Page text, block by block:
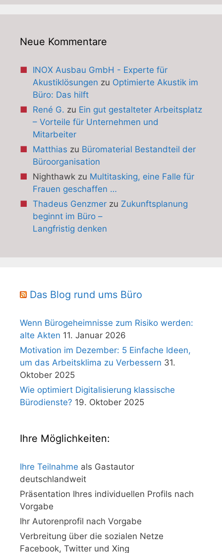
Neue Kommentare
INOX Ausbau GmbH - Experte für
Akustiklösungen zu Optimierte Akustik im
Büro: Das hilft
René G. zu Ein gut gestalteter Arbeitsplatz
– Vorteile für Unternehmen und
Mitarbeiter
Matthias zu Büromaterial Bestandteil der
Büroorganisation
Nighthawkzu Multitasking, eine Falle für
Frauen geschaffen …
Thadeus Genzmerzu Zukunftsplanung
beginnt im Büro –
Langfristig denken
Das Blog rund ums Büro
Wenn Bürogeheimnisse zum Risiko werden:
alte Akten 11. Januar 2026
Motivation im Dezember: 5 Einfache Ideen,
um das Arbeitsklima zu Verbessern 31.
Oktober 2025
Wie optimiert Digitalisierung klassische
Bürodienste? 19. Oktober 2025
Ihre Möglichkeiten:
Ihre Teilnahme als Gastautor
deutschlandweit
Präsentation Ihres individuellen Profils nach
Vorgabe
Ihr Autorenprofil nach Vorgabe
Verbreitung über die sozialen Netze
Facebook, Twitter und Xing